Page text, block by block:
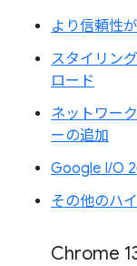
より信頼性
スタイリン
ロード
ネットワー
ーの追加
Google I/O
その他のハ
Chrome